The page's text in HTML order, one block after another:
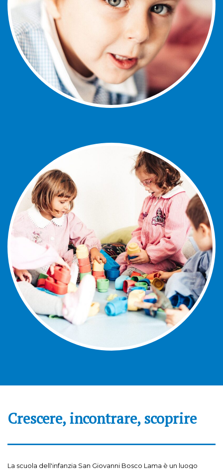
Crescere, incontrare, scoprire
La scuola dell'infanzia San Giovanni Bosco Lama è un luogo